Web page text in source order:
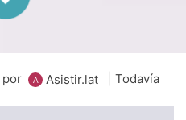
por Asistir.lat
| Todavía